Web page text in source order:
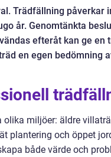
Trädfällning påverkar
år. Genomtänkta
efteråt kan ge
en egen bedömning
miljöer: äldre
plantering och öppet
både värde och